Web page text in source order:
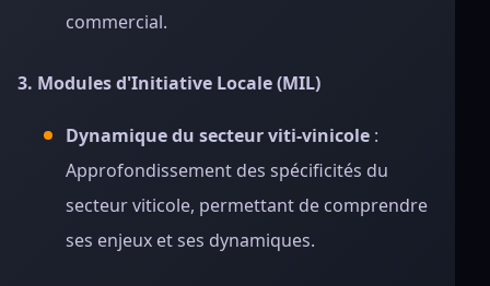
commercial.
3. Modules d'Initiative Locale (MIL)
Dynamique du secteur viti-vinicole :
Approfondissement des spécificités du
secteur viticole, permettant de comprendre
ses enjeux et ses dynamiques.